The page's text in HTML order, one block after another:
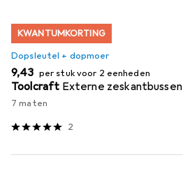
KWANTUMKORTING
Dopsleutel + dopmoer
EUR
9,43 per stuk voor 2 eenheden
Toolcraft Externe zeskantbussen
7 maten
2